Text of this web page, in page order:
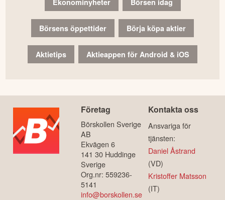
Börsens öppettider Börja köpa aktier
Aktietips Aktieappen för Android & iOS
Företag
Börskollen Sverige
AB
Ekvägen 6
141 30 Huddinge
Sverige
Org.nr: 559236-
5141
info@borskollen.se
Kontakta oss
Ansvariga för
tjänsten:
Daniel Åstrand
(VD)
Kristoffer Matsson
(IT)